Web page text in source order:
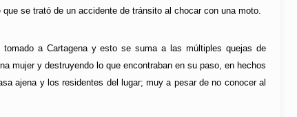
se trató de un accidente de tránsito al chocar con una moto.
a Cartagena y esto se suma a las múltiples quejas de
mujer y destruyendo lo que encontraban en su paso, en hechos
ajena y los residentes del lugar; muy a pesar de no conocer al